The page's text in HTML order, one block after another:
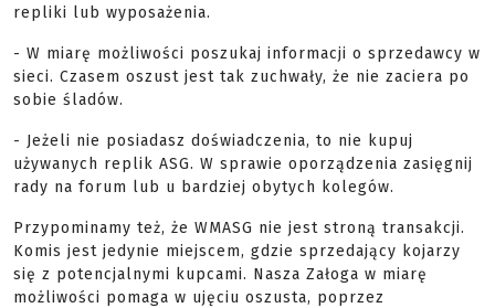
repliki lub wyposażenia.
- W miarę możliwości poszukaj informacji o sprzedawcy w
sieci. Czasem oszust jest tak zuchwały, że nie zaciera po
sobie śladów.
- Jeżeli nie posiadasz doświadczenia, to nie kupuj
używanych replik ASG. W sprawie oporządzenia zasięgnij
rady na forum lub u bardziej obytych kolegów.
Przypominamy też, że WMASG nie jest stroną transakcji.
Komis jest jedynie miejscem, gdzie sprzedający kojarzy
się z potencjalnymi kupcami. Nasza Załoga w miarę
możliwości pomaga w ujęciu oszusta, poprzez